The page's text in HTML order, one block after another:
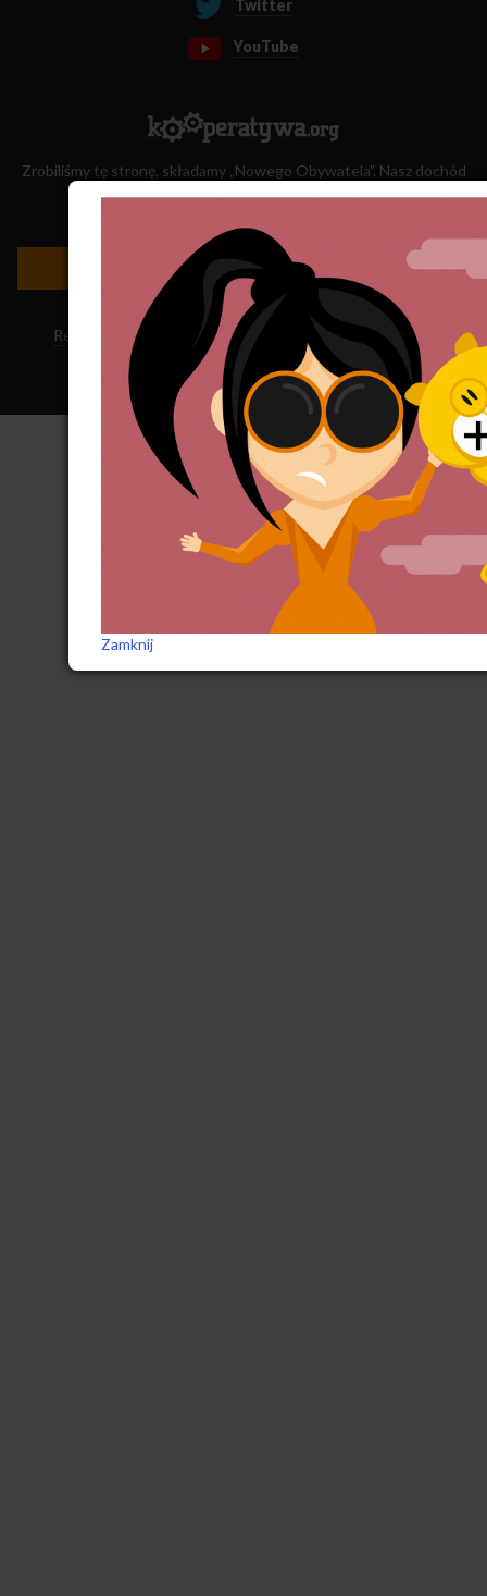
Twitter
YouTube
Zrobiliśmy tę stronę, składamy „Nowego Obywatela”. Nasz dochód
Newsletter »
Regulamin sklepu Polityka ciasteczek · Subskrypcja RSS
Zamknij